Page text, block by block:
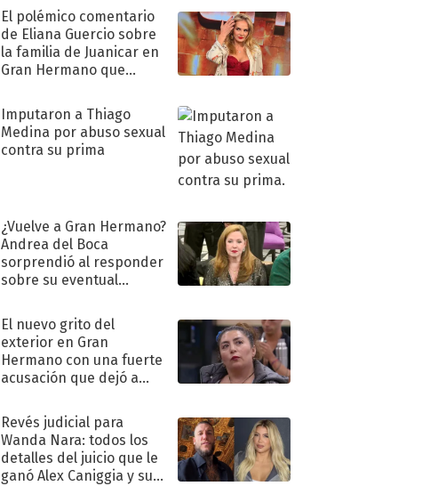
El polémico comentario
de Eliana Guercio sobre
la familia de Juanicar en
Gran Hermano que
Imputaron a Thiago
Medina por abuso sexual
contra su prima
¿Vuelve a Gran Hermano?
Andrea del Boca
sorprendió al responder
sobre su eventual
El nuevo grito del
exterior en Gran
Hermano con una fuerte
acusación que dejó a
"Traidora"
Revés judicial para
Wanda Nara: todos los
detalles del juicio que le
ganó Alex Caniggia y sus